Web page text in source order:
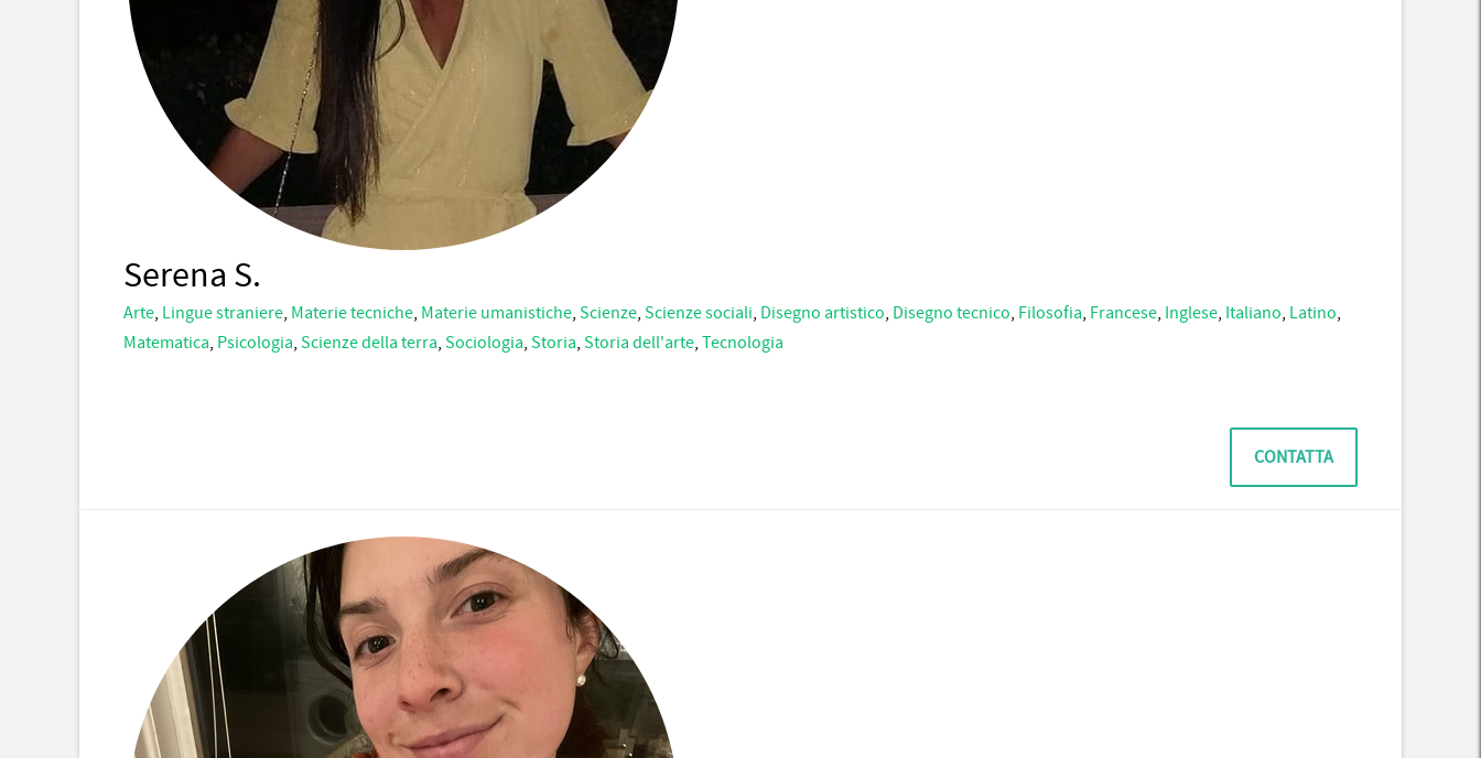
Serena S.
Arte, Lingue straniere, Materie tecniche, Materie umanistiche, Scienze, Scienze sociali, Disegno artistico, Disegno tecnico, Filosofia, Francese, Inglese, Italiano, Latino,
Matematica, Psicologia, Scienze della terra, Sociologia, Storia, Storia dell'arte, Tecnologia
CONTATTA